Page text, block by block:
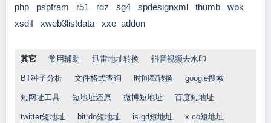
php
pspfram r51 rdz sg4 spdesignxml thumb
wbk
xsdif
xweb3listdata xxe_addon
其它 常用辅助 迅雷地址转换 抖音视频去水印
BT种子分析 文件格式查询 时间戳转换 google搜索
短网址工具 短地址还原 微博短地址 百度短地址
twitter短地址 bit.do短地址 is.gd短地址 x.co短地址